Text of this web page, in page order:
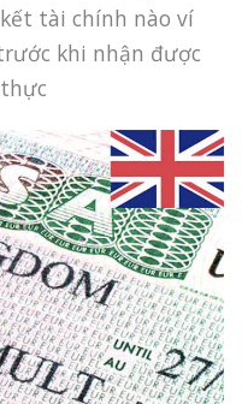
tài chính nào ví
khi nhận được